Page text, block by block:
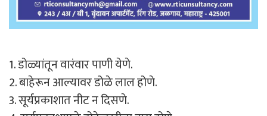
1. डोळ्यांतून वारंवार पाणी येणे.
2. बाहेरून आल्यावर डोळे लाल होणे.
3. सूर्यप्रकाशात नीट न दिसणे.